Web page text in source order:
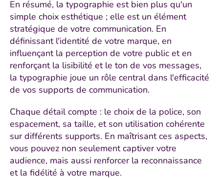
En résumé, la typographie est bien plus qu'un
simple choix esthétique ; elle est un élément
stratégique de votre communication. En
définissant l'identité de votre marque, en
influençant la perception de votre public et en
renforçant la lisibilité et le ton de vos messages,
la typographie joue un rôle central dans l'efficacité
de vos supports de communication.
Chaque détail compte : le choix de la police, son
espacement, sa taille, et son utilisation cohérente
sur différents supports. En maîtrisant ces aspects,
vous pouvez non seulement captiver votre
audience, mais aussi renforcer la reconnaissance
et la fidélité à votre marque.